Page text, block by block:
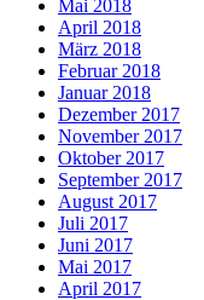
Mai 2018
April 2018
März 2018
Februar 2018
Januar 2018
Dezember 2017
November 2017
Oktober 2017
September 2017
August 2017
Juli 2017
Juni 2017
Mai 2017
April 2017